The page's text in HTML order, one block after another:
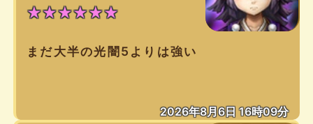
★★★★★★
まだ大半の光闇5よりは強い
2026年8月6日 16時09分